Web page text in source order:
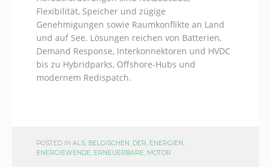
Flexibilität, Speicher und zügige
Genehmigungen sowie Raumkonflikte an Land
und auf See. Lösungen reichen von Batterien,
Demand Response, Interkonnektoren und HVDC
bis zu Hybridparks, Offshore-Hubs und
modernem Redispatch.
POSTED IN ALS, BELGISCHEN, DER, ENERGIEN,
ENERGIEWENDE, ERNEUERBARE, MOTOR